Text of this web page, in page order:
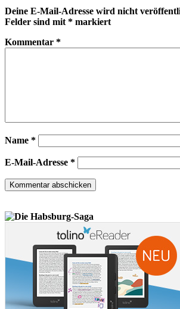
Deine E-Mail-Adresse wird nicht
Felder sind mit * markiert
Kommentar *
Name *
E-Mail-Adresse *